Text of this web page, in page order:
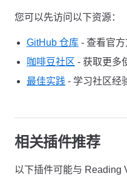
您可以先访问以下资源：
GitHub 仓库 - 查看官方
咖啡豆社区 - 获取更多
最佳实践 - 学习社区经
相关插件推荐
以下插件可能与 Reading